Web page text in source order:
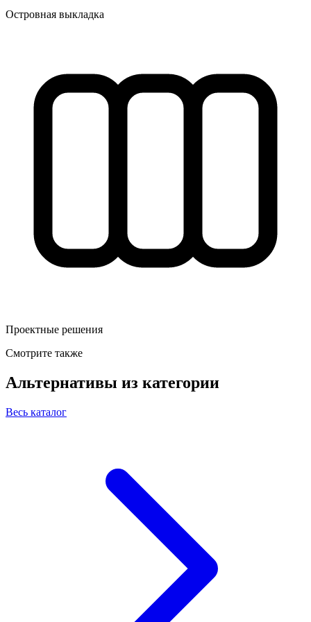
Островная выкладка
Проектные решения
Смотрите также
Альтернативы из категории
Весь каталог